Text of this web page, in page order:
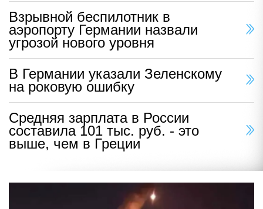
Взрывной беспилотник в
аэропорту Германии назвали
угрозой нового уровня
В Германии указали Зеленскому
на роковую ошибку
Средняя зарплата в России
составила 101 тыс. руб. - это
выше, чем в Греции